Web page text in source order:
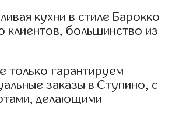
кухни в стиле Барокко
клиентов, большинство из
только гарантируем
заказы в Ступино, с
делающими